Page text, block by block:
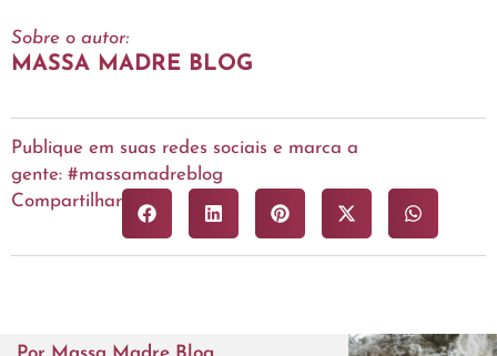
Sobre o autor:
MASSA MADRE BLOG
Publique em suas redes sociais e marca a
gente: #massamadreblog
Compartilhar